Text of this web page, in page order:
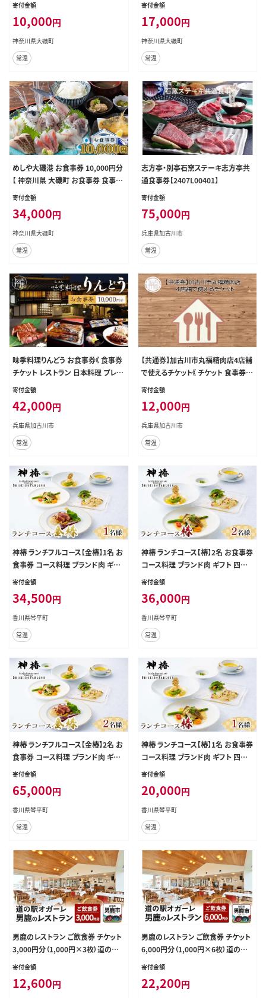
寄付金額
10,000円
神奈川県大磯町
常温
寄付金額
17,000円
神奈川県大磯町
常温
めしや大磯港 お食事券 10,000円分
【 神奈川県 大磯町 お食事券 食事券
】
寄付金額
34,000円
神奈川県大磯町
常温
志方亭・別亭石窯ステーキ志方亭共
通食事券【2407L00401】
寄付金額
75,000円
兵庫県加古川市
常温
味季料理りんどう お食事券《 食事券
チケット レストラン 日本料理 プレゼ
ント 贈答用 おすすめ 食事 グルメ 老
05602】
寄付金額
42,000円
兵庫県加古川市
常温
【共通券】加古川市丸福精肉店4店舗
で使えるチケット《 チケット 食事券
買い物券 3000円分 》【2301L0991
寄付金額
12,000円
兵庫県加古川市
常温
神椿 ランチフルコース【金椿】1名 お
食事券 コース料理 ブランド肉 ギフ
ト 四国 F5J-943
寄付金額
34,500円
香川県琴平町
常温
神椿 ランチコース【椿】2名 お食事券
コース料理 ブランド肉 ギフト 四国
F5J-942
寄付金額
36,000円
香川県琴平町
常温
神椿 ランチフルコース【金椿】2名 お
食事券 コース料理 ブランド肉 ギフ
ト 四国 F5J-944
寄付金額
65,000円
香川県琴平町
常温
神椿 ランチコース【椿】1名 お食事券
コース料理 ブランド肉 ギフト 四国
F5J-941
寄付金額
20,000円
香川県琴平町
常温
男鹿のレストラン ご飲食券 チケット
3,000円分（1,000円×3枚）道の駅
オガーレ 東洋一の海岸線にある男
鹿のレストラン 秋田県 男鹿市
寄付金額
12,600円
男鹿のレストラン ご飲食券 チケット
6,000円分（1,000円×6枚）道の駅
オガーレ 東洋一の海岸線にある男
鹿のレストラン 秋田県 男鹿市
寄付金額
22,200円